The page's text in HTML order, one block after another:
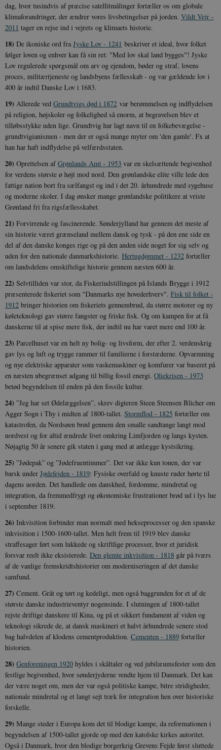
dag, hvor tusindvis af præcise satellitmålinger fortæller os om globale
klimaforandringer, der ændrer vores livsbetingelser på jorden. Vildt Vejr -
2011 tager en rejse ind i vejrets og klimaets historie.
18) De ikoniske ord fra Jyske Lov - 1241 beskriver et ideal, hvor folket
følger loven og enhver kan få sin ret: "Med lov skal land bygges"! Jyske
Lov regulerede spørgsmål om arv og ejendom, bøder og straf, lovens
proces, militærtjeneste og landsbyens fællesskab - og var gældende lov i
400 år indtil Danske Lov i 1683.
19) Allerede ved Grundtvigs død i 1872 var berømmelsen og indflydelsen
på religion, højskoler og folkelighed så enorm, at begravelsen blev et
tilløbsstykke uden lige. Grundtvig har lagt navn til en folkebevægelse -
grundtvigianismen - men der er også mange myter om 'den gamle'. Fx at
han har haft indflydelse på velfærdsstaten.
20) Oprettelsen afGrønlands Amt - 1953 var en skelsættende begivenhed
for verdens største ø højt mod nord. Den grønlandske elite ville lede den
fattige nation bort fra sælfangst og ind i det 20. århundrede med sygehuse
og moderne skoler. I dag ønsker mange grønlandske politikere at vriste
Grønland fri fra rigsfællesskabet.
21) Forvirrende og fascinerende. Sønderjylland har gennem det meste af
sin historie været grænseland mellem dansk og tysk - på den ene side en
del af den danske konges rige og på den anden side noget for sig selv og
uden for den nationale danmarkshistorie. Hertugdømmet - 1232 fortæller
om landsdelens omskiftelige historie gennem næsten 600 år.
22) Selvtilliden var stor, da Fiskeriudstillingen på Islands Brygge i 1912
præsenterede fiskeriet som "Danmarks nye hovederhverv". Fisk til folket -
1912 bringer historien om fiskeriets gennembrud, da større motorer og ny
køleteknologi gav større fangster og friske fisk. Og om kampen for at få
danskerne til at spise mere fisk, der indtil nu har varet mere end 100 år.
23) Parcelhuset var en helt ny bolig- og livsform, der efter 2. verdenskrig
gav lys og luft og trygge rammer til familierne i forstæderne. Opvarmning
og nye elektriske apparater som vaskemaskiner og komfurer var baseret på
en næsten ubegrænset adgang til billig fossil energi. Oliekrisen - 1973
betød begyndelsen til enden på den fossile kultur.
24) ”Jeg har set Ødelæggelsen”, skrev digteren Steen Steensen Blicher om
Agger Sogn i Thy i midten af 1800-tallet. Stormflod - 1825 fortæller om
katastrofen, da Nordsøen brød gennem den smalle sandtange langt mod
nordvest og for altid ændrede livet omkring Limfjorden og langs kysten.
Nøjagtig 50 år senere gik staten i gang med at anlægge kystsikring.
25) ”Jødepak” og ”Jødefruentimmer”. Det var ikke kun tonen, der var
barsk under Jødefejden - 1819: Fysiske overfald og knuste ruder hørte til
dagens uorden. Det handlede om danskhed, fordomme, mindretal og
integration, da fremmedfrygt og økonomiske frustrationer brød ud i lys lue
i september 1819.
26) Inkvisition forbinder man normalt med hekseprocesser og den spanske
inkvisition i 1500-1600-tallet. Men helt frem til 1919 blev danske
straffesager ført som lukkede og skriftlige processer, hvor et juridisk
forsvar reelt ikke eksisterede. Den glemte inkvisition - 1818 går på tværs
af de vanlige fremskridtshistorier om moderniseringen af det danske
samfund.
27) Cement. Gråt og tørt og kedeligt, men også baggrunden for et af de
største danske industrieventyr nogensinde. I slutningen af 1800-tallet
rejste driftige danskere til Kina, og på et sikkert fundament af viden og
teknologi sikrede de, at dansk maskineri et halvt århundrede senere stod
bag halvdelen af klodens cementproduktion. Cementen - 1889 fortæller
historien.
28) Genforeningen 1920 hyldes i skåltaler og ved jubilæumsfester som den
festlige begivenhed, hvor sønderjyderne vendte hjem til Danmark. Det kan
der være noget om, men der var også politiske kampe, bitre stridigheder,
nationale mindretal og et langt sejt træk for integration hen over historiske
forskelle.
29) Mange steder i Europa kom det til blodige kampe, da reformationen i
begyndelsen af 1500-tallet gjorde op med den katolske kirkes autoritet.
Også i Danmark, hvor den blodige borgerkrig Grevens Fejde først sluttede